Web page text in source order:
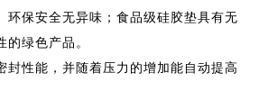
环保安全无异味；食品级硅胶垫具有无
的绿色产品。
封性能，并随着压力的增加能自动提高